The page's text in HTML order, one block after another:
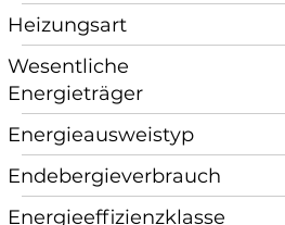
Heizungsart
Wesentliche
Energieträger
Energieausweistyp
Endebergieverbrauch
Energieeffizienzklasse